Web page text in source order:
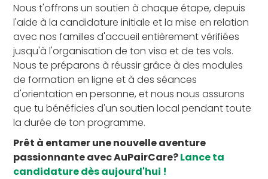
Nous t'offrons un soutien à chaque étape, depuis
l'aide à la candidature initiale et la mise en relation
avec nos familles d'accueil entièrement vérifiées
jusqu'à l'organisation de ton visa et de tes vols.
Nous te préparons à réussir grâce à des modules
de formation en ligne et à des séances
d'orientation en personne, et nous nous assurons
que tu bénéficies d'un soutien local pendant toute
la durée de ton programme.
Prêt à entamer une nouvelle aventure
passionnante avec AuPairCare?Lance ta
candidature dès aujourd'hui !